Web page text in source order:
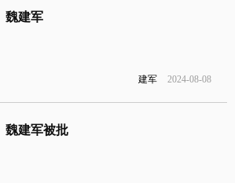
魏建军
建军 2024-08-08
魏建军被批